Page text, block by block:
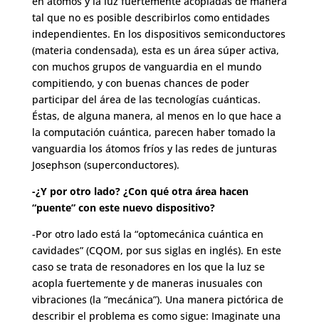
tal que no es posible describirlos como entidades
independientes. En los dispositivos semiconductores
(materia condensada), esta es un área súper activa,
con muchos grupos de vanguardia en el mundo
compitiendo, y con buenas chances de poder
participar del área de las tecnologías cuánticas.
Éstas, de alguna manera, al menos en lo que hace a
la computación cuántica, parecen haber tomado la
vanguardia los átomos fríos y las redes de junturas
Josephson (superconductores).
-¿Y por otro lado? ¿Con qué otra área hacen
“puente” con este nuevo dispositivo?
-Por otro lado está la “optomecánica cuántica en
cavidades” (CQOM, por sus siglas en inglés). En este
caso se trata de resonadores en los que la luz se
acopla fuertemente y de maneras inusuales con
vibraciones (la “mecánica”). Una manera pictórica de
describir el problema es como sigue: Imaginate una